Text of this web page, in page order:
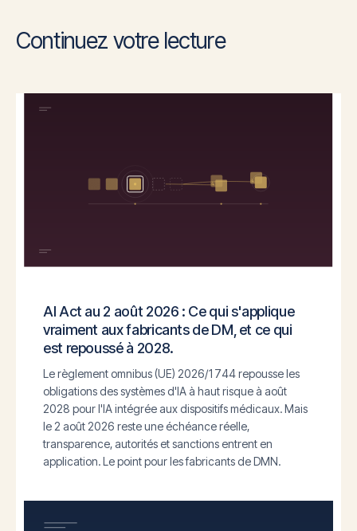
Continuez votre lecture
AI Act au 2 août 2026 : Ce qui s'applique
vraiment aux fabricants de DM, et ce qui
est repoussé à 2028.
Le règlement omnibus (UE) 2026/1744 repousse les
obligations des systèmes d'IA à haut risque à août
2028 pour l'IA intégrée aux dispositifs médicaux. Mais
le 2 août 2026 reste une échéance réelle,
transparence, autorités et sanctions entrent en
application. Le point pour les fabricants de DMN.